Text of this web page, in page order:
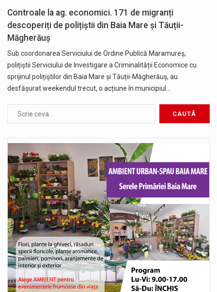
Controale la ag. economici. 171 de migranți
descoperiți de polițiștii din Baia Mare și Tăuții-
Măgherăuș
Sub coordonarea Serviciului de Ordine Publică Maramureș,
polițiștii Serviciului de Investigare a Criminalității Economice cu
sprijinul polițiștilor din Baia Mare și Tăuții-Măgherăuș, au
desfășurat weekendul trecut, o acțiune în municipiul…